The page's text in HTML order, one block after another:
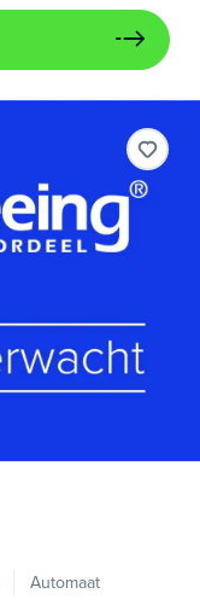
Automaat